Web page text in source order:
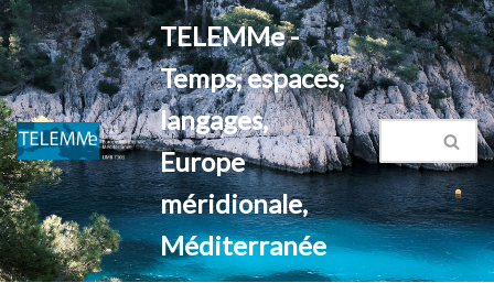
Aller
au
contenu
TELEMMe -
Temps, espaces,
langages,
Europe
méridionale,
Méditerranée